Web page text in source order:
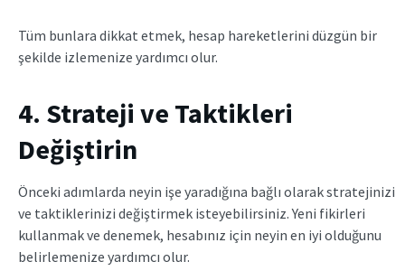
Tüm bunlara dikkat etmek, hesap hareketlerini düzgün bir
şekilde izlemenize yardımcı olur.
4. Strateji ve Taktikleri
Değiştirin
Önceki adımlarda neyin işe yaradığına bağlı olarak stratejinizi
ve taktiklerinizi değiştirmek isteyebilirsiniz. Yeni fikirleri
kullanmak ve denemek, hesabınız için neyin en iyi olduğunu
belirlemenize yardımcı olur.